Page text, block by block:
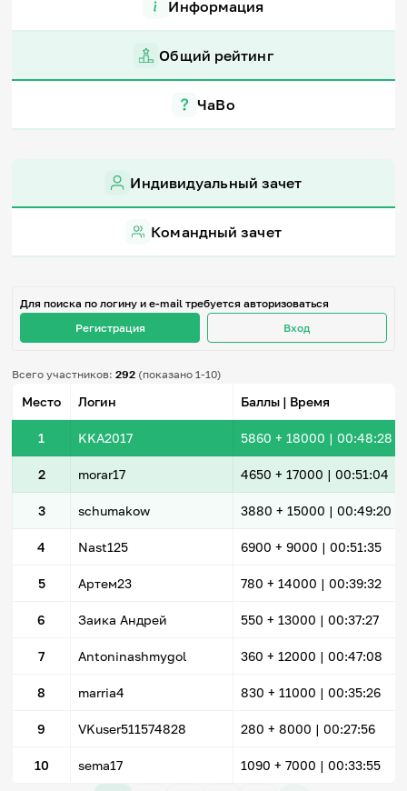
Игры и тренажеры
Знания в тестах
Настолка
Педагогам
Школа наставников
IT-урок
Незрячим
Задать вопрос
Информация
Общий рейтинг
ЧаВо
Индивидуальный зачет
Командный зачет
Для поиска по логину и e-mail требуется авторизоваться
Регистрация
Вход
Всего участников:292 (показано 1-10)
Место Логин Баллы | Время
1 KKA2017 5860 + 18000 | 00:48:28
2 morar17 4650 + 17000 | 00:51:04
3 schumakow 3880 + 15000 | 00:49:20
4 Nast125 6900 + 9000 | 00:51:35
5 Артем23 780 + 14000 | 00:39:32
6 Заика Андрей 550 + 13000 | 00:37:27
7 Antoninashmygol 360 + 12000 | 00:47:08
8 marria4 830 + 11000 | 00:35:26
9 VKuser511574828 280 + 8000 | 00:27:56
10 sema17 1090 + 7000 | 00:33:55